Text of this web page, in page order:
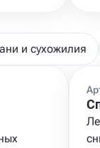
и сухожилия